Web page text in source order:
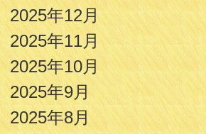
2025年12月
2025年11月
2025年10月
2025年9月
2025年8月